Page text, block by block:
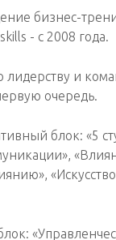
бизнес-
- с 2008 года.
лидерству и
очередь.
блок: «5